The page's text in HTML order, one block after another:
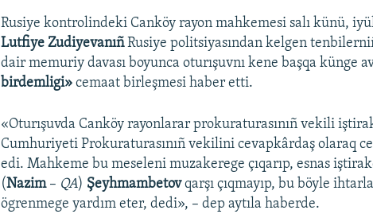
Rusiye kontrolindeki Canköy rayon mahkemesi salı künü,
Lutfiye ZudiyevanıñRusiye politsiyasından kelgen
dair memuriy davası boyunca oturışuvnı kene başqa künge
birdemligi»cemaat birleşmesi haber etti.
«Oturışuvda Canköy rayonlarar prokuraturasınıñ vekili
Cumhuriyeti Prokuraturasınıñ vekilini cevapkârdaş olaraq
edi. Mahkeme bu meseleni muzakerege çıqarıp, esnas
(Nazim– QA) Şeyhmambetovqarşı çıqmayıp, bu böyle
ögrenmege yardım eter, dedi», – dep aytıla haberde.